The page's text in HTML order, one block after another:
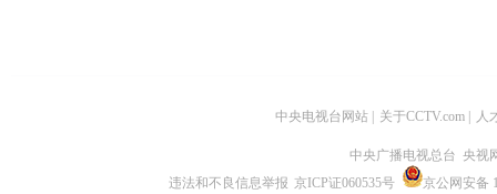
中央电视台网站 关于CCTV.com 人
中央广播电视总台 央视
违法和不良信息举报 京ICP证060535号
京公网安备